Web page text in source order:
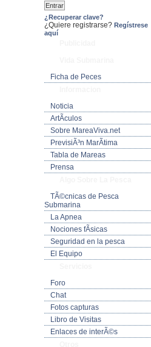
¿Recuperar clave?
¿Quiere registrarse? Regístrese
aquí
Ficha de Peces
Noticia
ArtÃ­culos
Sobre MareaViva.net
PrevisiÃ³n MarÃ­tima
Tabla de Mareas
Prensa
TÃ©cnicas de Pesca
Submarina
La Apnea
Nociones fÃ­sicas
Seguridad en la pesca
El Equipo
Foro
Chat
Fotos capturas
Libro de Visitas
Enlaces de interÃ©s